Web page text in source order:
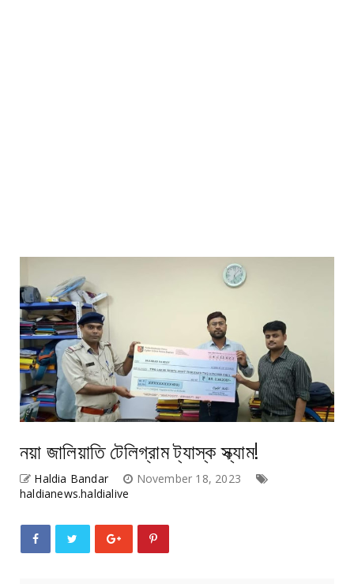
নয়া জালিয়াতি টেলিগ্রাম ট্যাস্ক স্ক্যাম!
Haldia Bandar
November 18, 2023
haldianews.haldialive